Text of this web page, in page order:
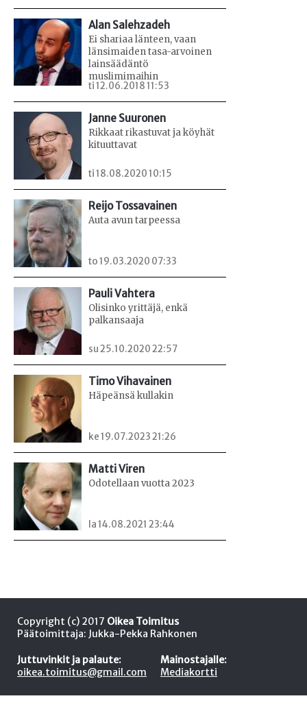
Alan Salehzadeh
Ei shariaa länteen, vaan
länsimaiden tasa-arvoinen
lainsäädäntö
muslimimaihin
ti 12.06.2018 11:53
Janne Suuronen
Rikkaat rikastuvat ja köyhät
kituuttavat
ti 18.08.2020 10:15
Reijo Tossavainen
Auta avun tarpeessa
to 19.03.2020 07:33
Pauli Vahtera
Olisinko yrittäjä, enkä
palkansaaja
su 25.10.2020 22:57
Timo Vihavainen
Häpeänsä kullakin
ke 19.07.2023 21:26
Matti Viren
Odotellaan vuotta 2023
la 14.08.2021 23:44
Copyright (c) 2017 Oikea Toimitus
Päätoimittaja: Jukka-Pekka Rahkonen
Juttuvinkit ja palaute:
oikea.toimitus@gmail.com
Mainostajalle:
Mediakortti